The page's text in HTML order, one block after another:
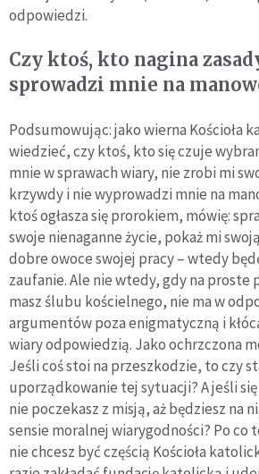
odpowiedzi.
Czy ktoś, kto nagina
sprowadzi mnie na
Podsumowując: jako wierna Kościoła
wiedzieć, czy ktoś, kto się czuje
mnie w sprawach wiary, nie zrobi mi
krzywdy i nie wyprowadzi mnie na
ktoś ogłasza się prorokiem, mówię:
swoje nienaganne życie, pokaż mi
dobre owoce swojej pracy – wtedy
zaufanie. Ale nie wtedy, gdy na proste
masz ślubu kościelnego, nie ma w
argumentów poza enigmatyczną i
wiary odpowiedzią. Jako ochrzczona
Jeśli coś stoi na przeszkodzie, to czy
uporządkowanie tej sytuacji? A jeśli
nie poczekasz z misją, aż będziesz na
sensie moralnej wiarygodności? Po co
nie chcesz być częścią Kościoła